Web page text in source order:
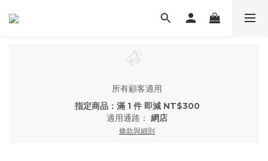
所有顧客適用
指定商品：滿 1 件 即減 NT$300
適用通路： 網店
條款與細則